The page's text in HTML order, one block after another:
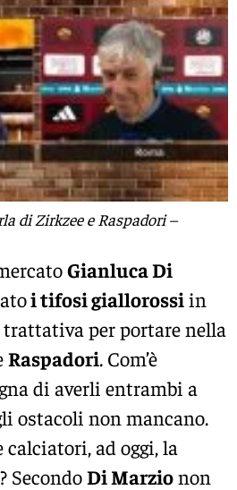
di Zirkzee e Raspadori –
Gianluca Di
i tifosi giallorossiin
per portare nella
Raspadori. Com’è
di averli entrambi a
ostacoli non mancano.
calciatori, ad oggi, la
SecondoDi Marzionon